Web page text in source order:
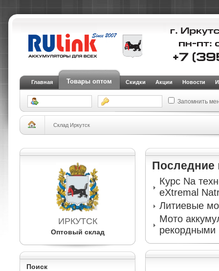
Главная Товары оптом Скидки Акции Новости
Запомнить
Склад Иркутск
ИРКУТСК
Оптовый склад
Поиск
Последние
Курс Na
eXtremal
Литиевые
Мото
рекордными